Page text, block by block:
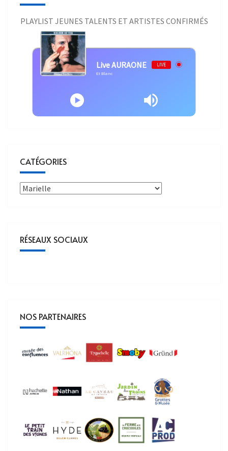
PLAYLIST JEUNES TALENTS ET ARTISTES CONFIRMÉS
Live AURAONE LIVE
Lavilliers - Bernard Lavilliers - Noir Et Blanc
CATÉGORIES
RÉSEAUX SOCIAUX
NOS PARTENAIRES